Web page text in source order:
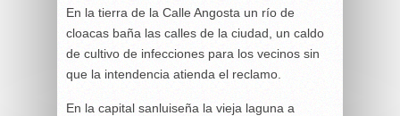
En la tierra de la Calle Angosta un río de
cloacas baña las calles de la ciudad, un caldo
de cultivo de infecciones para los vecinos sin
que la intendencia atienda el reclamo.
En la capital sanluiseña la vieja laguna a